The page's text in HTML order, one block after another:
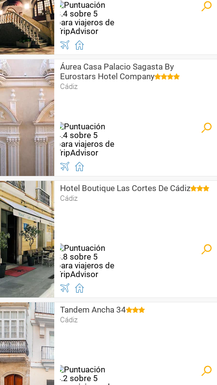
Áurea Casa Palacio Sagasta By
Eurostars Hotel Company
Cádiz
Hotel Boutique Las Cortes De Cádiz
Cádiz
Tandem Ancha 34
Cádiz